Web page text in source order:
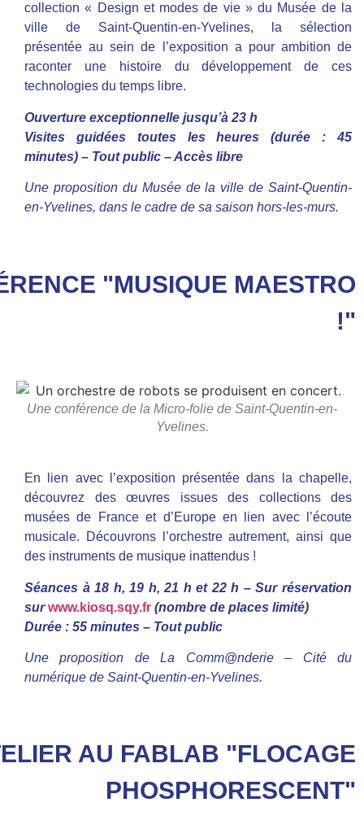
collection « Design et modes de vie » du Musée de la
ville de Saint-Quentin-en-Yvelines, la sélection
présentée au sein de l’exposition a pour ambition de
raconter une histoire du développement de ces
technologies du temps libre.
Ouverture exceptionnelle jusqu’à 23 h
Visites guidées toutes les heures (durée : 45
minutes) – Tout public – Accès libre
Une proposition du Musée de la ville de Saint-Quentin-
en-Yvelines, dans le cadre de sa saison hors-les-murs.
"MUSIQUE MAESTRO
!"
Une conférence de la Micro-folie de Saint-Quentin-en-
Yvelines.
En lien avec l’exposition présentée dans la chapelle,
découvrez des œuvres issues des collections des
musées de France et d’Europe en lien avec l’écoute
musicale. Découvrons l’orchestre autrement, ainsi que
des instruments de musique inattendus !
Séances à 18 h, 19 h, 21 h et 22 h – Sur réservation
surwww.kiosq.sqy.fr (nombre de places limité)
Durée : 55 minutes – Tout public
Une proposition de La Comm@nderie – Cité du
numérique de Saint-Quentin-en-Yvelines.
AU FABLAB "FLOCAGE
PHOSPHORESCENT"